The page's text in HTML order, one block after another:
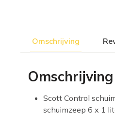
Omschrijving
Omschrijving
Scott Control
schuimzeep 6 x 1